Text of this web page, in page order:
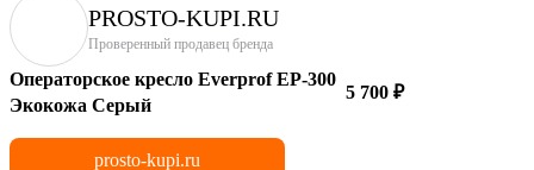
PROSTO-KUPI.RU
Проверенный продавец бренда
Операторское кресло Everprof EP-300
Экокожа Серый
5 700 ₽
prosto-kupi.ru